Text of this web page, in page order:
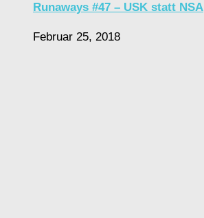
Runaways #47 – USK statt NSA
Februar 25, 2018